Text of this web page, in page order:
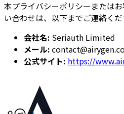
本プライバシーポリシーまたは
い合わせは、以下までご連絡くだ
会社名: Seriauth Limited
メール:
公式サイト: https://